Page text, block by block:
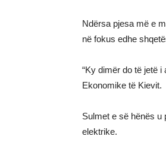
Ndërsa pjesa më e
në fokus edhe
“Ky dimër do të jetë
Ekonomike të Kievit.
Sulmet e së hënës u
elektrike.